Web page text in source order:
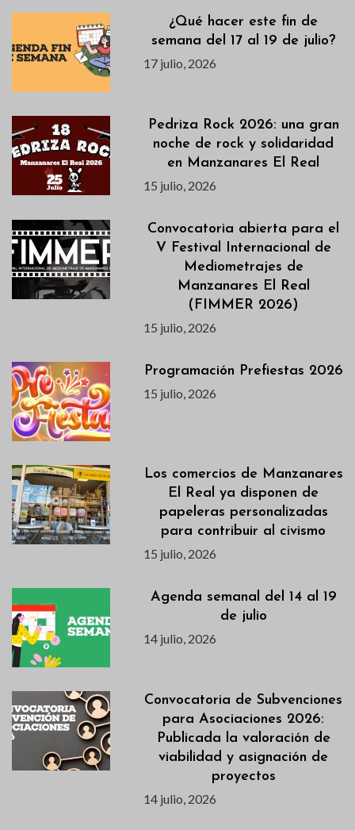
¿Qué hacer este fin de
semana del 17 al 19 de julio?
17 julio, 2026
Pedriza Rock 2026: una gran
noche de rock y solidaridad
en Manzanares El Real
15 julio, 2026
Convocatoria abierta para el
V Festival Internacional de
Mediometrajes de
Manzanares El Real
(FIMMER 2026)
15 julio, 2026
Programación Prefiestas 2026
15 julio, 2026
Los comercios de Manzanares
El Real ya disponen de
papeleras personalizadas
para contribuir al civismo
15 julio, 2026
Agenda semanal del 14 al 19
de julio
14 julio, 2026
Convocatoria de Subvenciones
para Asociaciones 2026:
Publicada la valoración de
viabilidad y asignación de
proyectos
14 julio, 2026